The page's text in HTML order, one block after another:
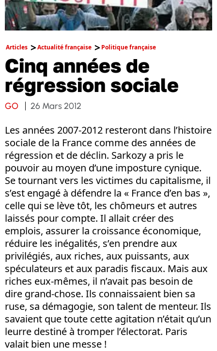
Articles Actualité française Politique française
Cinq années de
régression sociale
GO 26 Mars 2012
Les années 2007-2012 resteront dans l’histoire
sociale de la France comme des années de
régression et de déclin. Sarkozy a pris le
pouvoir au moyen d’une imposture cynique.
Se tournant vers les victimes du capitalisme, il
s’est engagé à défendre la « France d’en bas »,
celle qui se lève tôt, les chômeurs et autres
laissés pour compte. Il allait créer des
emplois, assurer la croissance économique,
réduire les inégalités, s’en prendre aux
privilégiés, aux riches, aux puissants, aux
spéculateurs et aux paradis fiscaux. Mais aux
riches eux-mêmes, il n’avait pas besoin de
dire grand-chose. Ils connaissaient bien sa
ruse, sa démagogie, son talent de menteur. Ils
savaient que toute cette agitation n’était qu’un
leurre destiné à tromper l’électorat. Paris
valait bien une messe !